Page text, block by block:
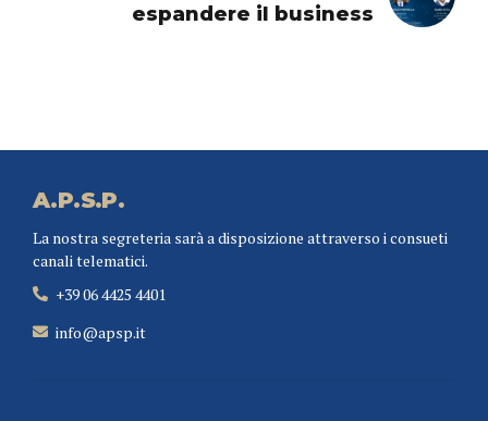
espandere il business
A.P.S.P.
La nostra segreteria sarà a disposizione attraverso i consueti
canali telematici.
+39 06 4425 4401
info@apsp.it